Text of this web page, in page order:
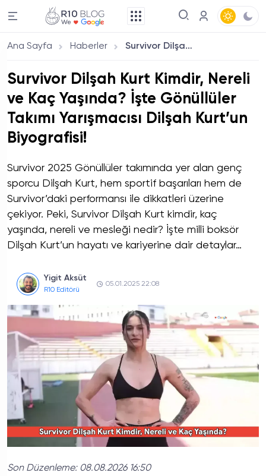
Ana Sayfa Haberler Survivor Dilşah Kurt Kimdir, Nereli ve Kaç Yaşında? İşte Gönüllüler Takımı Yarışmacısı Dilşah Kurt’un Biyografisi!
Survivor Dilşah Kurt Kimdir, Nereli
ve Kaç Yaşında? İşte Gönüllüler
Takımı Yarışmacısı Dilşah Kurt’un
Biyografisi!
Survivor 2025 Gönüllüler takımında yer alan genç
sporcu Dilşah Kurt, hem sportif başarıları hem de
Survivor’daki performansı ile dikkatleri üzerine
çekiyor. Peki, Survivor Dilşah Kurt kimdir, kaç
yaşında, nereli ve mesleği nedir? İşte milli boksör
Dilşah Kurt’un hayatı ve kariyerine dair detaylar…
Yigit Aksüt
R10 Editörü
05.01.2025 22:08
Son Düzenleme: 08.08.2026 16:50